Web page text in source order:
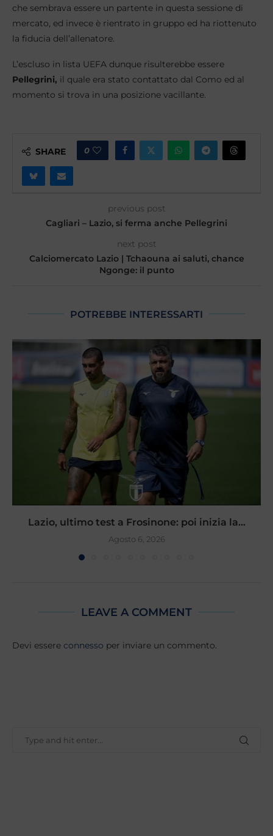
che sembrava essere un partente in questa sessione di
mercato, ed invece è rientrato in gruppo ed ha riottenuto
la fiducia dell’allenatore.
L’escluso in lista UEFA dunque risulterebbe essere
Pellegrini, il quale era stato contattato dal Como ed al
momento si trova in una posizione vacillante.
SHARE 0
previous post
Cagliari – Lazio, si ferma anche Pellegrini
next post
Calciomercato Lazio | Tchaouna ai saluti, chance
Ngonge: il punto
POTREBBE INTERESSARTI
Lazio, ultimo test a Frosinone: poi inizia la...
Agosto 6, 2026
LEAVE A COMMENT
Devi essere connesso per inviare un commento.